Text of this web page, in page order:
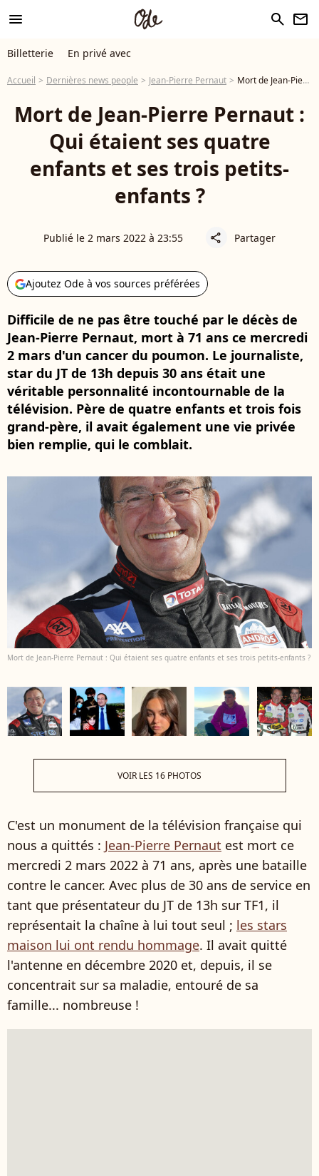
menu search newsletter
Billetterie En privé avec
Accueil Dernières news people Jean-Pierre Pernaut Mort de Jean-Pierre Pernaut : Qui étaient ses quatre enfants et ses trois petits-enfants ?
Mort de Jean-Pierre Pernaut :
Qui étaient ses quatre
enfants et ses trois petits-
enfants ?
Publié le 2 mars 2022 à 23:55 share Partager
Ajoutez Ode à vos sources préférées
Difficile de ne pas être touché par le décès de
Jean-Pierre Pernaut, mort à 71 ans ce mercredi
2 mars d'un cancer du poumon. Le journaliste,
star du JT de 13h depuis 30 ans était une
véritable personnalité incontournable de la
télévision. Père de quatre enfants et trois fois
grand-père, il avait également une vie privée
bien remplie, qui le comblait.
Mort de Jean-Pierre Pernaut : Qui étaient ses quatre enfants et ses trois petits-enfants ?
VOIR LES 16 PHOTOS
C'est un monument de la télévision française qui
nous a quittés : Jean-Pierre Pernaut est mort ce
mercredi 2 mars 2022 à 71 ans, après une bataille
contre le cancer. Avec plus de 30 ans de service en
tant que présentateur du JT de 13h sur TF1, il
représentait la chaîne à lui tout seul ; les stars
maison lui ont rendu hommage. Il avait quitté
l'antenne en décembre 2020 et, depuis, il se
concentrait sur sa maladie, entouré de sa
famille... nombreuse !